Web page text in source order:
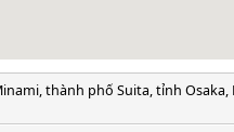
thành phố Suita, tỉnh Osaka,